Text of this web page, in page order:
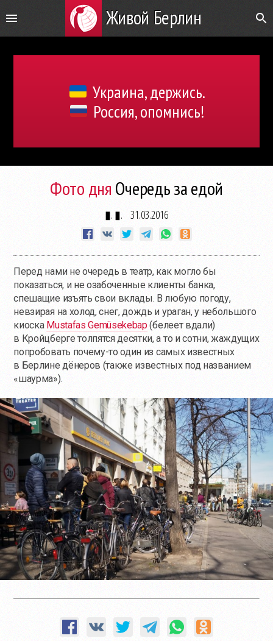
Живой Берлин
Украина, держись.
Россия, опомнись!
Фото дня Очередь за едой
▮. ▮. 31.03.2016
Перед нами не очередь в театр, как могло бы
показаться, и не озабоченные клиенты банка,
спешащие изъять свои вклады. В любую погоду,
невзирая на холод, снег, дождь и ураган, у небольшого
киоска Mustafas Gemüsekebap(белеет вдали)
в Кройцберге толпятся десятки, а то и сотни, жаждущих
попробовать почему-тоодин из самых известных
в Берлине дёнеров (также известных под названием
«шаурма»).